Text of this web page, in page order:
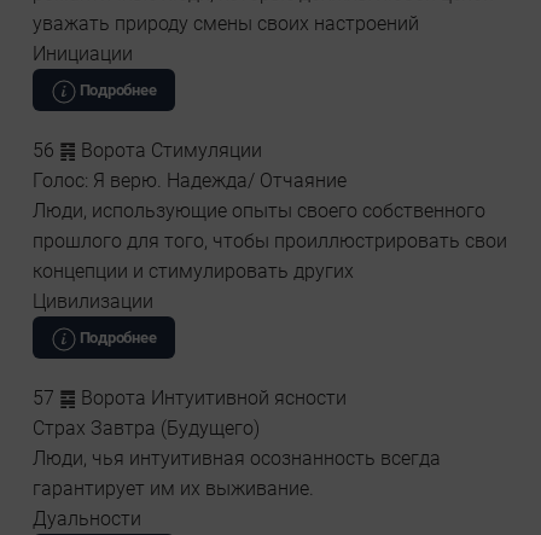
уважать природу смены своих настроений
Инициации
Подробнее
56 ䷷ Ворота Стимуляции
Голос: Я верю. Надежда/ Отчаяние
Люди, использующие опыты своего собственного
прошлого для того, чтобы проиллюстрировать свои
концепции и стимулировать других
Цивилизации
Подробнее
57 ䷸ Ворота Интуитивной ясности
Страх Завтра (Будущего)
Люди, чья интуитивная осознанность всегда
гарантирует им их выживание.
Дуальности